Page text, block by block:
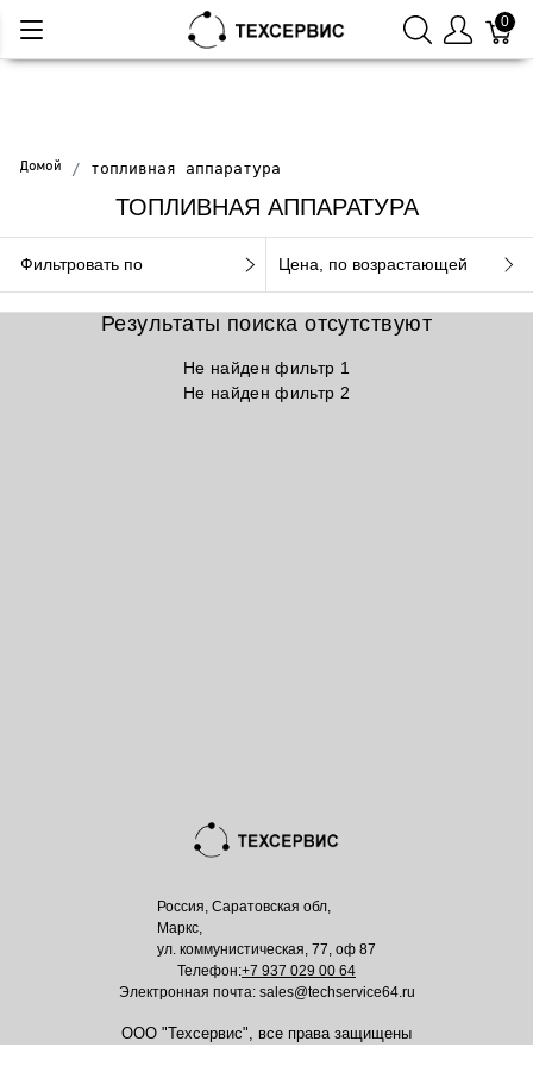
0
Домой топливная аппаратура
ТОПЛИВНАЯ АППАРАТУРА
Фильтровать по Цена, по возрастающей
Результаты поиска отсутствуют
Не найден фильтр 1
Не найден фильтр 2
Россия, Саратовская обл,
Маркс,
ул. коммунистическая, 77, оф 87
Телефон:+7 937 029 00 64
Электронная почта: sales@techservice64.ru
ООО "Техсервис", все права защищены